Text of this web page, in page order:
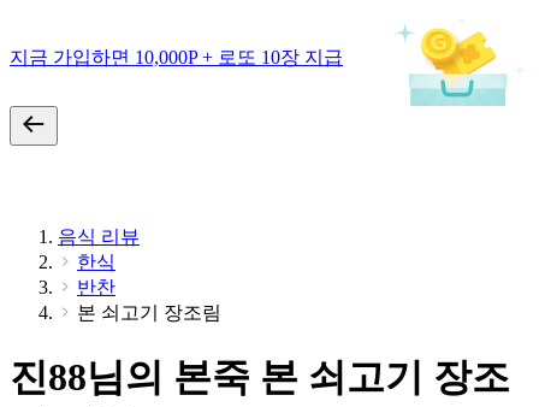
지금 가입하면 10,000P + 로또 10장 지급
음식 리뷰
한식
반찬
본 쇠고기 장조림
진88님의 본죽 본 쇠고기 장조